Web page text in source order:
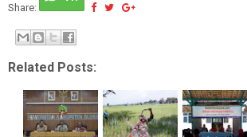
Share:
Related Posts: